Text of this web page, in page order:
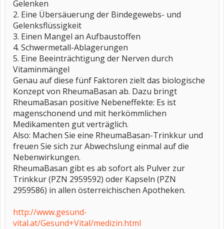
Gelenken
2. Eine Übersäuerung der Bindegewebs- und
Gelenksflüssigkeit
3. Einen Mangel an Aufbaustoffen
4. Schwermetall-Ablagerungen
5. Eine Beeinträchtigung der Nerven durch
Vitaminmängel
Genau auf diese fünf Faktoren zielt das biologische
Konzept von RheumaBasan ab. Dazu bringt
RheumaBasan positive Nebeneffekte: Es ist
magenschonend und mit herkömmlichen
Medikamenten gut verträglich.
Also: Machen Sie eine RheumaBasan-Trinkkur und
freuen Sie sich zur Abwechslung einmal auf die
Nebenwirkungen.
RheumaBasan gibt es ab sofort als Pulver zur
Trinkkur (PZN 2959592) oder Kapseln (PZN
2959586) in allen österreichischen Apotheken.
http://www.gesund-
vital.at/Gesund+Vital/medizin.html